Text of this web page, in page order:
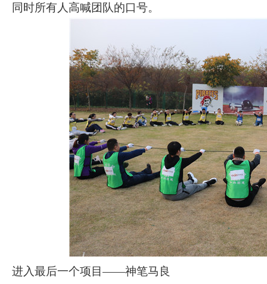
同时所有人高喊团队的口号。
进入最后一个项目——神笔马良